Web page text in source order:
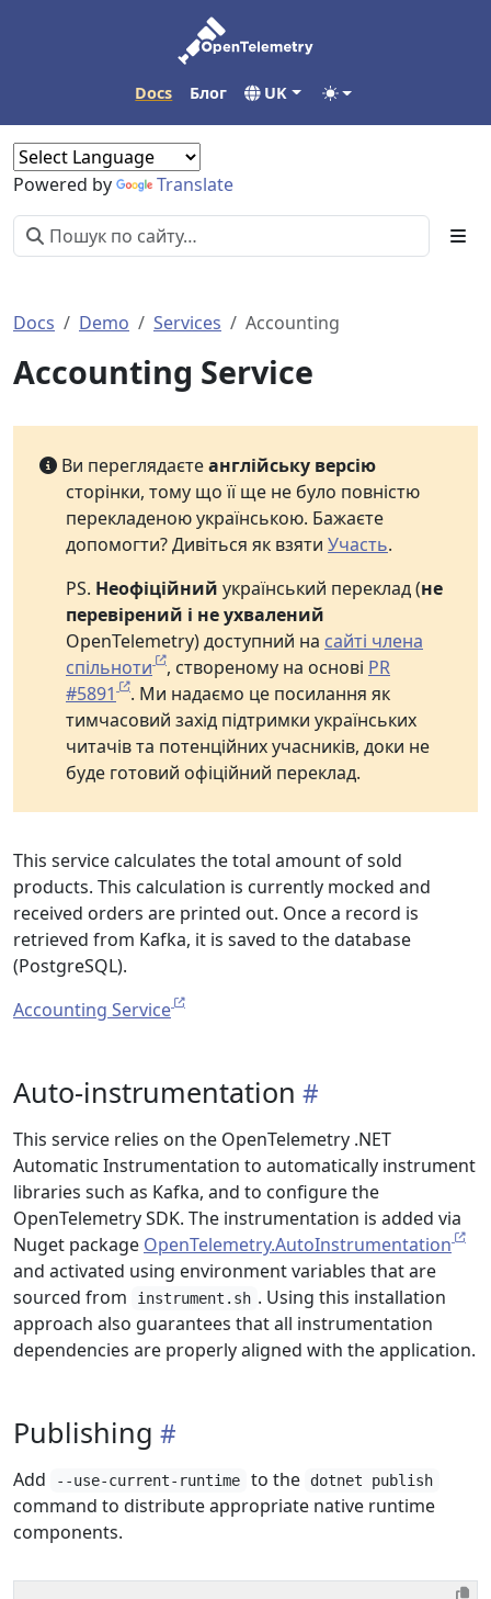
Docs Блог UK
Powered by Translate
Docs Demo Services Accounting
Accounting Service
Ви переглядаєтеанглійську версію
сторінки, тому що її ще не було повністю
перекладеною українською. Бажаєте
допомогти? Дивіться як взяти Участь.
PS. Неофіційний український переклад (не
перевірений і не ухвалений
OpenTelemetry) доступний на сайті члена
спільноти
, створеному на основі PR
#5891
. Ми надаємо це посилання як
тимчасовий захід підтримки українських
читачів та потенційних учасників, доки не
буде готовий офіційний переклад.
This service calculates the total amount of sold
products. This calculation is currently mocked and
received orders are printed out. Once a record is
retrieved from Kafka, it is saved to the database
(PostgreSQL).
Accounting Service
Auto-instrumentation
This service relies on the OpenTelemetry .NET
Automatic Instrumentation to automatically instrument
libraries such as Kafka, and to configure the
OpenTelemetry SDK. The instrumentation is added via
Nuget package OpenTelemetry.AutoInstrumentation
and activated using environment variables that are
sourced from
instrument.sh . Using this installation
approach also guarantees that all instrumentation
dependencies are properly aligned with the application.
Publishing
Add --use-current-runtime to the dotnet publish
command to distribute appropriate native runtime
components.